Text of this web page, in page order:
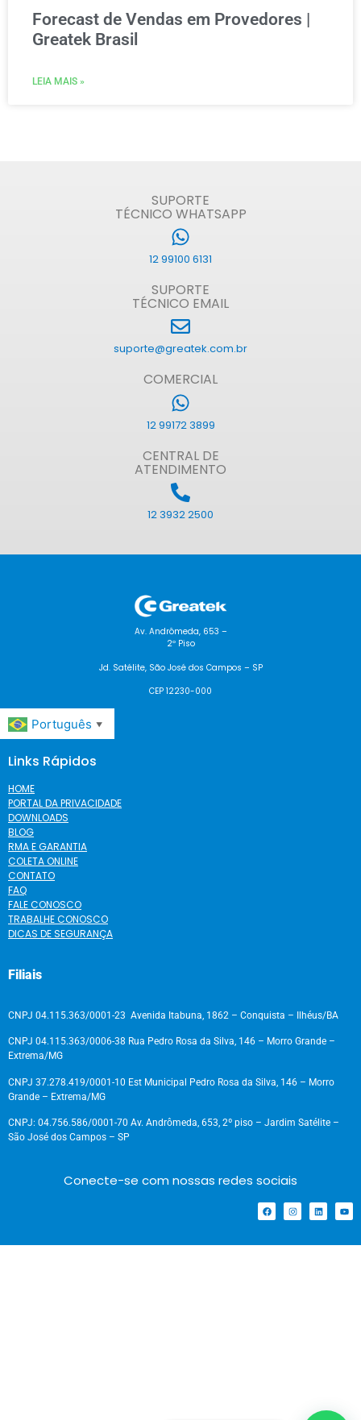
Forecast de Vendas em Provedores |
Greatek Brasil
LEIA MAIS »
SUPORTE
TÉCNICO WHATSAPP
12 99100 6131
SUPORTE
TÉCNICO EMAIL
suporte@greatek.com.br
COMERCIAL
12 99172 3899
CENTRAL DE
ATENDIMENTO
12 3932 2500
Av. Andrômeda, 653 –
2º Piso
Jd. Satélite, São José dos Campos – SP
CEP 12230-000
Português ▼
Links Rápidos
HOME
PORTAL DA PRIVACIDADE
DOWNLOADS
BLOG
RMA E GARANTIA
COLETA ONLINE
CONTATO
FAQ
FALE CONOSCO
TRABALHE CONOSCO
DICAS DE SEGURANÇA
Filiais
CNPJ 04.115.363/0001-23 Avenida Itabuna, 1862 – Conquista – Ilhéus/BA
CNPJ 04.115.363/0006-38 Rua Pedro Rosa da Silva, 146 – Morro Grande –
Extrema/MG
CNPJ 37.278.419/0001-10 Est Municipal Pedro Rosa da Silva, 146 – Morro
Grande – Extrema/MG
CNPJ: 04.756.586/0001-70 Av. Andrômeda, 653, 2º piso – Jardim Satélite –
São José dos Campos – SP
Conecte-se com nossas redes sociais